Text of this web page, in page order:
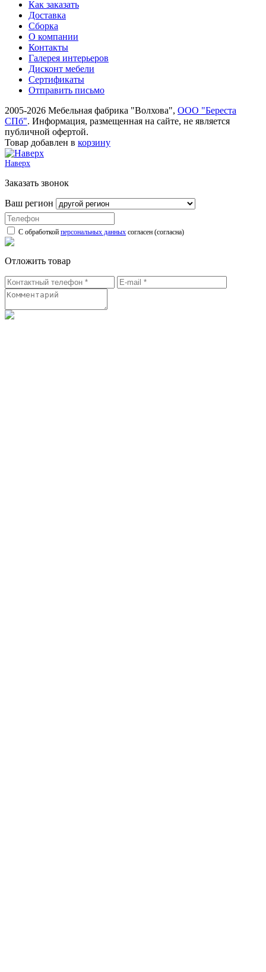
Как заказать
Доставка
Сборка
О компании
Контакты
Галерея интерьеров
Дисконт мебели
Сертификаты
Отправить письмо
2005-2026 Мебельная фабрика "Волхова", ООО "Береста
СПб". Информация, размещенная на сайте, не является
публичной офертой.
Товар добавлен в корзину
Наверх
Заказать звонок
Ваш регион
С обработкой персональных данных согласен (согласна)
Отложить товар